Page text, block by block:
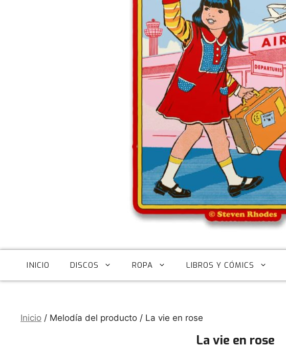
INICIO DISCOS ROPA LIBROS Y CÓMICS
Inicio / Melodía del producto / La vie en rose
La vie en rose